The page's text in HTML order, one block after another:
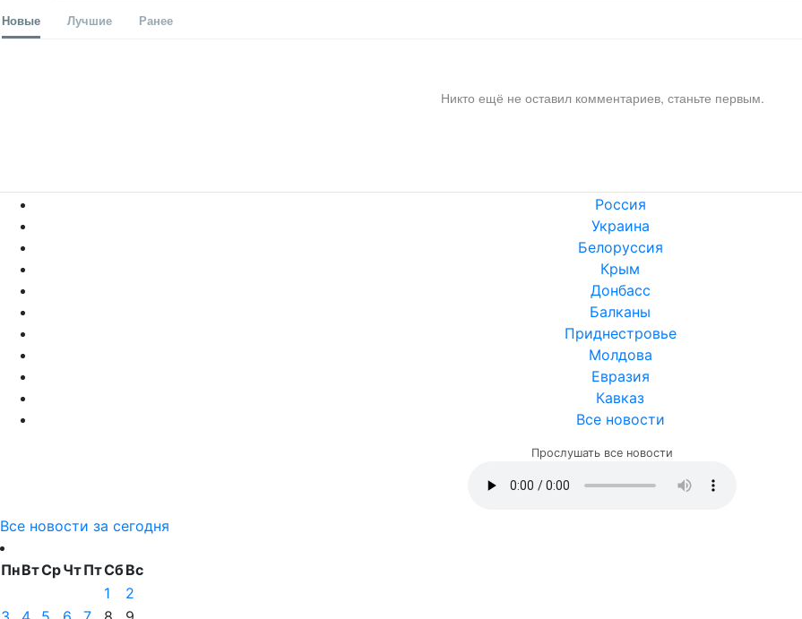
Новые Лучшие Ранее
Никто ещё не оставил комментариев, станьте первым.
Россия
Украина
Белоруссия
Крым
Донбасс
Балканы
Приднестровье
Молдова
Евразия
Кавказ
Все новости
Прослушать все новости
Все новости за сегодня
ПнВтСрЧтПтСбВс
1
2